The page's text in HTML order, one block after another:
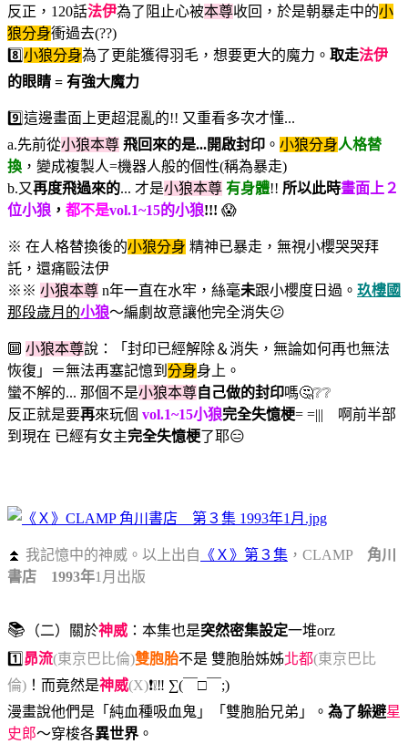
反正，120話法伊為了阻止心被本尊收回，於是朝暴走中的小
狼分身衝過去(??)
8️⃣小狼分身為了更能獲得羽毛，想要更大的魔力。 取走法伊
的眼睛 = 有強大魔力
9️⃣這邊畫面上更超混亂的!! 又重看多次才懂...
a.先前從小狼本尊 飛回來的是...開啟封印 。 小狼分身人格替
換 ，變成複製人=機器人般的個性(稱為暴走)
b.又再度飛過來的... 才是小狼本尊 有身體!! 所以此時畫面上２
位小狼 ， 都不是vol.1~15的小狼!!! 😱
※ 在人格替換後的小狼分身 精神已暴走，無視小櫻哭哭拜
託，還痛毆法伊
※※ 小狼本尊 n年一直在水牢，絲毫未跟小櫻度日過。 玖樓國
那段歲月的小狼～編劇故意讓他完全消失😕
🔟 小狼本尊說：「封印已經解除＆消失，無論如何再也無法
恢復」＝無法再塞記憶到 分身身上。
蠻不解的... 那個不是小狼本尊自己做的封印嗎🤔❔❔
反正就是要再來玩個 vol.1~15小狼完全失憶梗= =||| 啊前半部
到現在 已經有女主完全失憶梗了耶😑
⏫ 我記憶中的神威。以上出自 《Ｘ》第３集 ，CLAMP 角川
書店
1993年1月出版
📚 （二）關於神威 ：本集也是突然密集設定一堆orz
1️⃣ 昴流(東京巴比倫)雙胞胎不是 雙胞胎姊姊北都(東京巴比
倫) ！而竟然是神威(X)❗❕‼️ ∑(￣□￣;)
漫畫說他們是「純血種吸血鬼」「雙胞胎兄弟」。 為了躲避星
史郎～穿梭各異世界 。